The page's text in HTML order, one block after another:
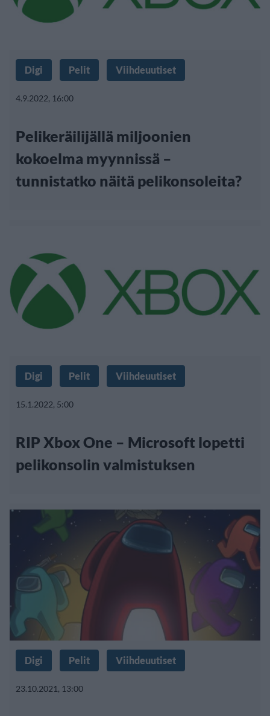
Digi Pelit Viihdeuutiset
4.9.2022, 16:00
Pelikeräilijällä miljoonien
kokoelma myynnissä –
tunnistatko näitä pelikonsoleita?
Digi Pelit Viihdeuutiset
15.1.2022, 5:00
RIP Xbox One – Microsoft lopetti
pelikonsolin valmistuksen
Digi Pelit Viihdeuutiset
23.10.2021, 13:00